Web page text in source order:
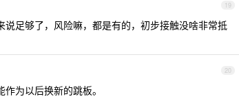
19
足够了，风险嘛，都是有的，初步接触没啥非常抵
20
为以后换新的跳板。